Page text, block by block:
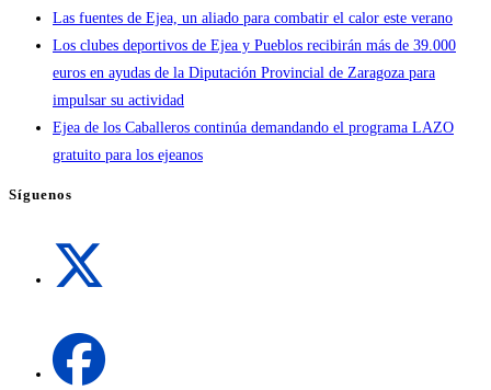
Las fuentes de Ejea, un aliado para combatir el calor este verano
Los clubes deportivos de Ejea y Pueblos recibirán más de 39.000
euros en ayudas de la Diputación Provincial de Zaragoza para
impulsar su actividad
Ejea de los Caballeros continúa demandando el programa LAZO
gratuito para los ejeanos
Síguenos
pestaña
abre